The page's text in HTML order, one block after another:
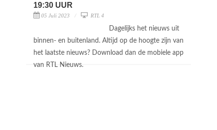
19:30 UUR
05 Juli 2023 RTL 4
Dagelijks het nieuws uit
binnen- en buitenland. Altijd op de hoogte zijn van
het laatste nieuws? Download dan de mobiele app
van RTL Nieuws.